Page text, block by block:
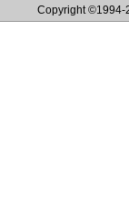
Copyright ©1994-